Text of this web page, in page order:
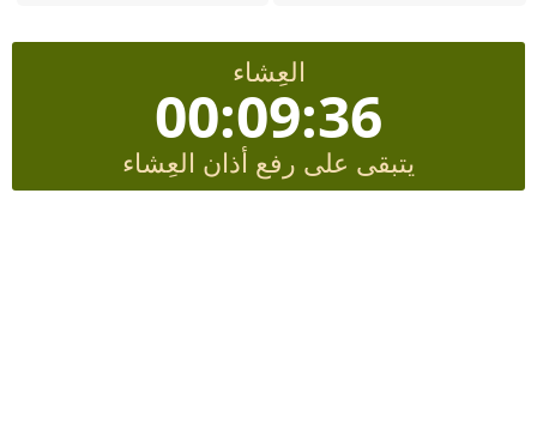
العِشاء
00:09:35
يتبقى على رفع أذان العِشاء